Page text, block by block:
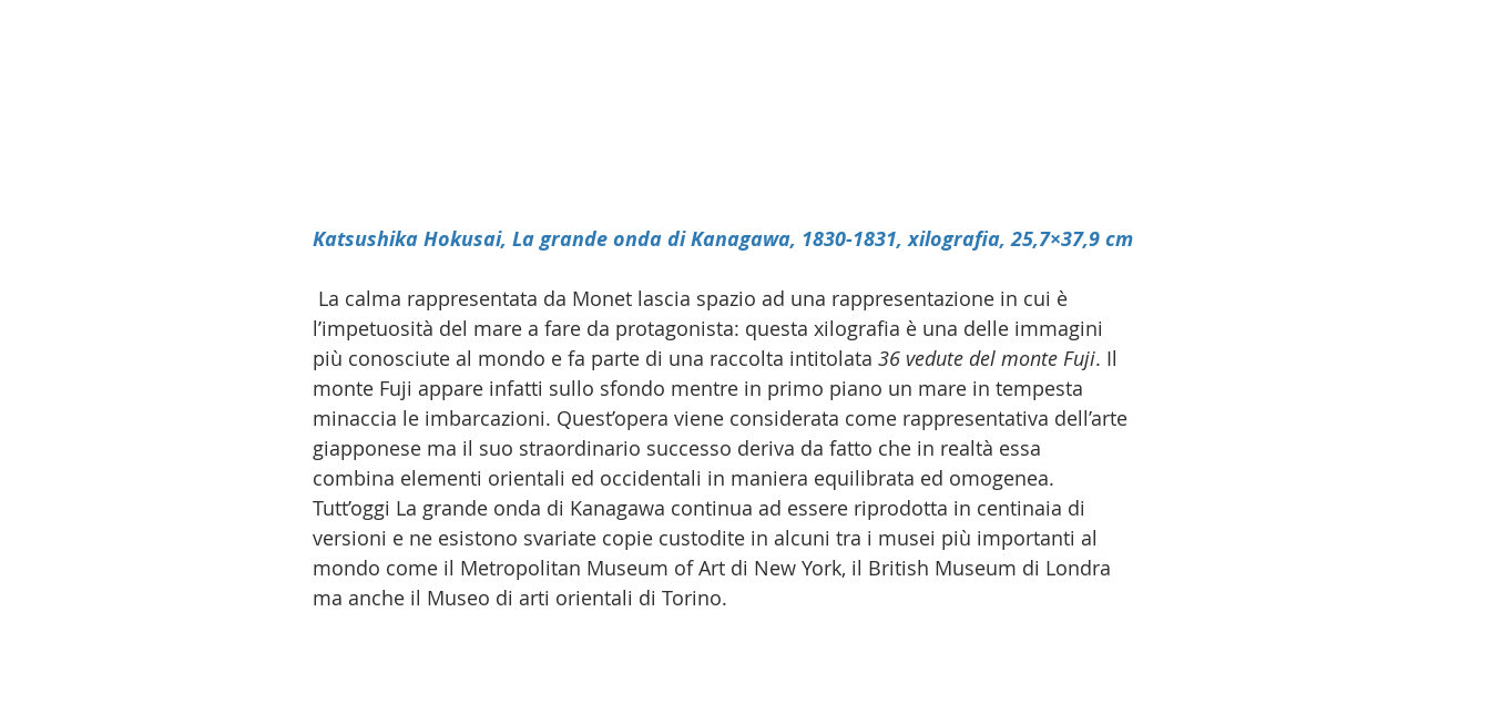
Katsushika Hokusai, La grande onda di Kanagawa, 1830-1831, xilografia, 25,7×37,9 cm
l’impetuosità del mare a fare da protagonista: questa xilografia è una delle immagini
più conosciute al mondo e fa parte di una raccolta intitolata 36 vedute del monte Fuji. Il
monte Fuji appare infatti sullo sfondo mentre in primo piano un mare in tempesta
minaccia le imbarcazioni. Quest’opera viene considerata come rappresentativa dell’arte
giapponese ma il suo straordinario successo deriva da fatto che in realtà essa
combina elementi orientali ed occidentali in maniera equilibrata ed omogenea.
Tutt’oggi La grande onda di Kanagawa continua ad essere riprodotta in centinaia di
versioni e ne esistono svariate copie custodite in alcuni tra i musei più importanti al
mondo come il Metropolitan Museum of Art di New York, il British Museum di Londra
ma anche il Museo di arti orientali di Torino.